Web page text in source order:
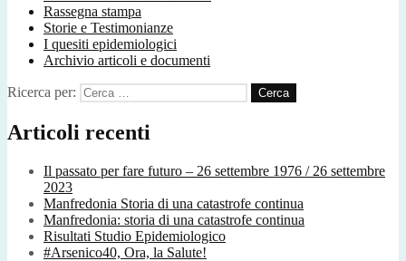
Rassegna stampa
Storie e Testimonianze
I quesiti epidemiologici
Archivio articoli e documenti
Ricerca per:
Articoli recenti
Il passato per fare futuro – 26 settembre 1976 / 26 settembre
2023
Manfredonia Storia di una catastrofe continua
Manfredonia: storia di una catastrofe continua
Risultati Studio Epidemiologico
#Arsenico40, Ora, la Salute!